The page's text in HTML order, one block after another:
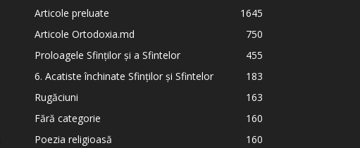
Articole preluate
1645
Articole Ortodoxia.md
750
Proloagele Sfinților și a Sfintelor
455
6. Acatiste închinate Sfinților și Sfintelor
183
Rugăciuni
163
Fără categorie
160
Poezia religioasă
160